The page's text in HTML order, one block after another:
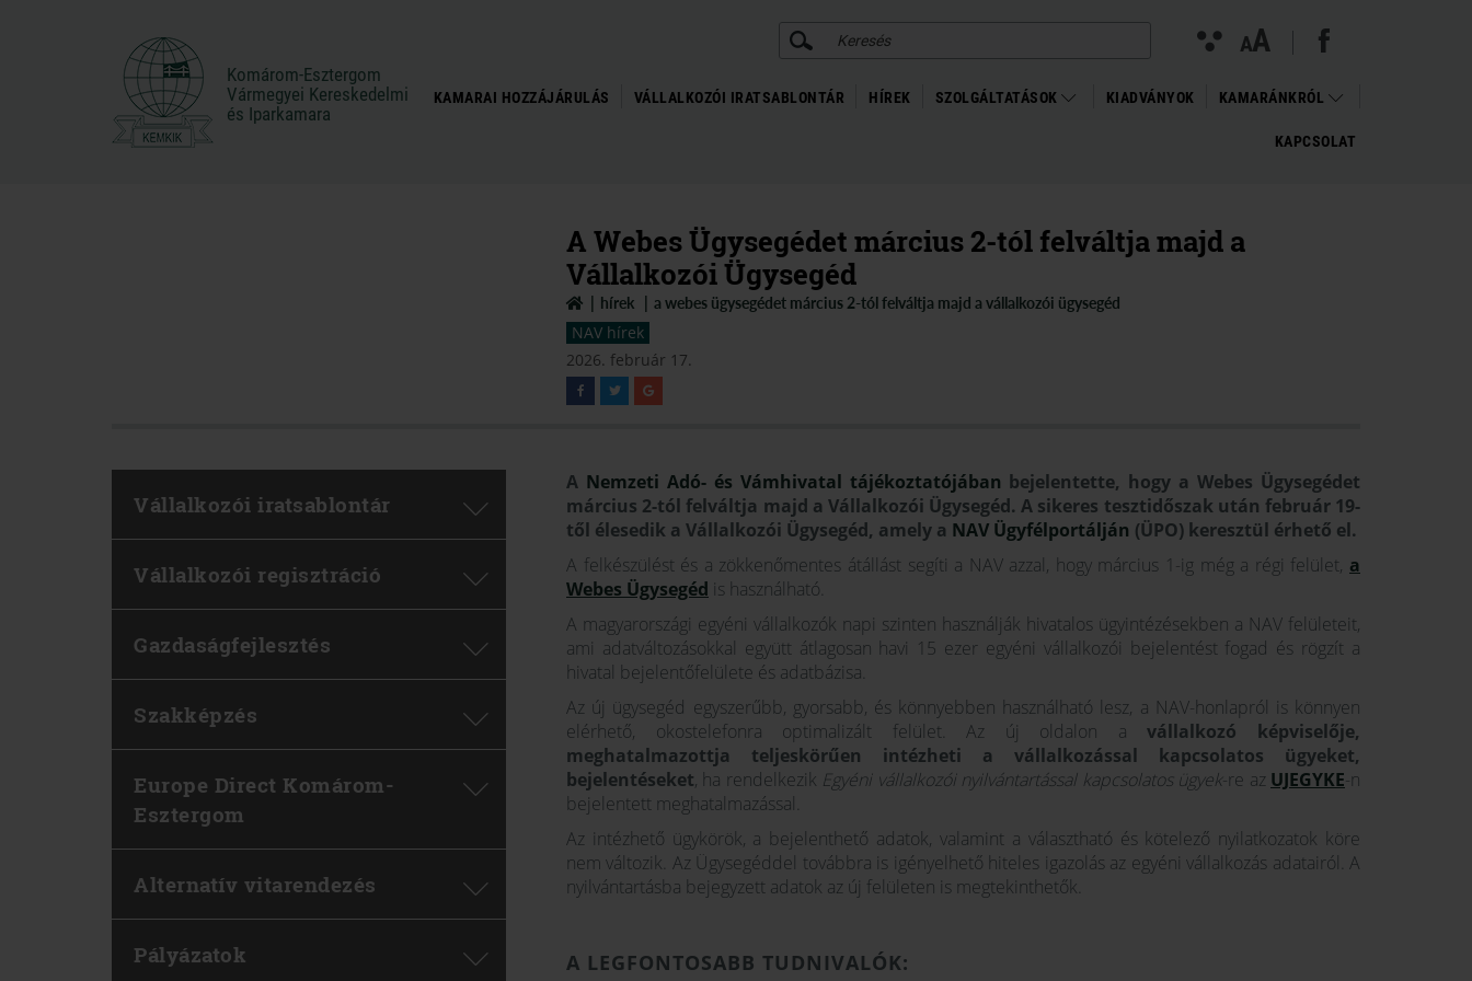
Komárom-Esztergom
Vármegyei Kereskedelmi
és Iparkamara
Komárom-Esztergom
Vármegyei Kereskedelmi
és Iparkamara
KERESÉS Kontraszt
nézet
Betűméret
változtatása
AA facebook megnyitása (új ablakban)
KAMARAI HOZZÁJÁRULÁS VÁLLALKOZÓI IRATSABLONTÁR HÍREK SZOLGÁLTATÁSOK KIADVÁNYOK KAMARÁNKRÓL
KAPCSOLAT
A Webes Ügysegédet március 2-tól felváltja majd a
Vállalkozói Ügysegéd
hírek a webes ügysegédet március 2-tól felváltja majd a vállalkozói ügysegéd
NAV hírek
2026. február 17.
Vállalkozói iratsablontár
Vállalkozói regisztráció
Gazdaságfejlesztés
Szakképzés
Europe Direct Komárom-
Esztergom
Alternatív vitarendezés
Pályázatok
A Nemzeti Adó- és Vámhivatal tájékoztatójában bejelentette, hogy a Webes Ügysegédet
március 2-tól felváltja majd a Vállalkozói Ügysegéd.A sikeres tesztidőszak után február 19-
től élesedik a Vállalkozói Ügysegéd, amely a NAV Ügyfélportálján (ÜPO) keresztül érhető el.
A felkészülést és a zökkenőmentes átállást segíti a NAV azzal, hogy március 1-ig még a régi felület, a
Webes Ügysegéd is használható.
A magyarországi egyéni vállalkozók napi szinten használják hivatalos ügyintézésekben a NAV felületeit,
ami adatváltozásokkal együtt átlagosan havi 15 ezer egyéni vállalkozói bejelentést fogad és rögzít a
hivatal bejelentőfelülete és adatbázisa.
Az új ügysegéd egyszerűbb, gyorsabb, és könnyebben használható lesz, a NAV-honlapról is könnyen
elérhető, okostelefonra optimalizált felület. Az új oldalon avállalkozó képviselője,
meghatalmazottja teljeskörűen intézheti a vállalkozással kapcsolatos ügyeket,
bejelentéseket, ha rendelkezik Egyéni vállalkozói nyilvántartással kapcsolatos ügyek-re az UJEGYKE-n
bejelentett meghatalmazással.
Az intézhető ügykörök, a bejelenthető adatok, valamint a választható és kötelező nyilatkozatok köre
nem változik. Az Ügysegéddel továbbra is igényelhető hiteles igazolás az egyéni vállalkozás adatairól. A
nyilvántartásba bejegyzett adatok az új felületen is megtekinthetők.
A LEGFONTOSABB TUDNIVALÓK: